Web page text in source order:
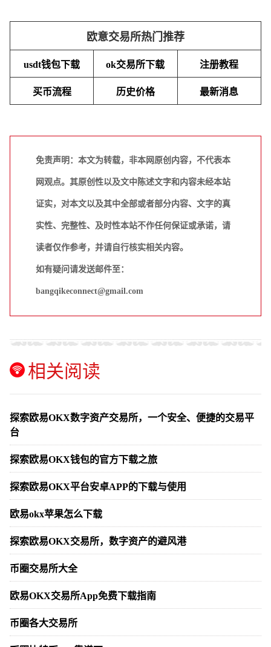
欧意交易所热门推荐
usdt钱包下载 ok交易所下载 注册教程
买币流程 历史价格 最新消息
免责声明：本文为转载，非本网原创内容，不代表本
网观点。其原创性以及文中陈述文字和内容未经本站
证实，对本文以及其中全部或者部分内容、文字的真
实性、完整性、及时性本站不作任何保证或承诺，请
读者仅作参考，并请自行核实相关内容。
如有疑问请发送邮件至：
bangqikeconnect@gmail.com
相关阅读
探索欧易OKX数字资产交易所，一个安全、便捷的交易平
台
探索欧易OKX钱包的官方下载之旅
探索欧易OKX平台安卓APP的下载与使用
欧易okx苹果怎么下载
探索欧易OKX交易所，数字资产的避风港
币圈交易所大全
欧易OKX交易所App免费下载指南
币圈各大交易所